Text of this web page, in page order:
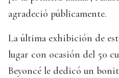
agradeció públicamente.
La última exhibición de
lugar con ocasión del 50
Beyoncé le dedicó un